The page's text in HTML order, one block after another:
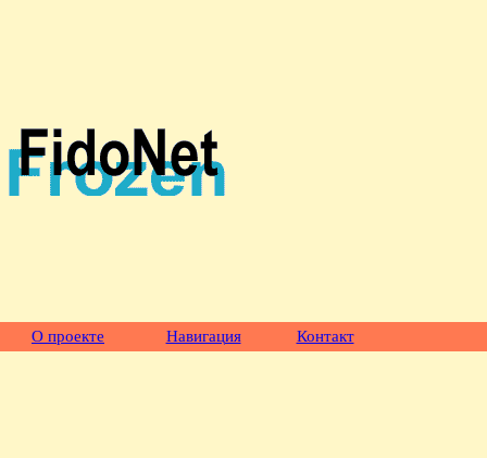
О проекте Навигация Контакт